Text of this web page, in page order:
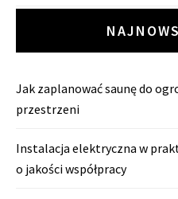
Jak zaplanować saunę do
przestrzeni
Instalacja elektryczna w
o jakości współpracy